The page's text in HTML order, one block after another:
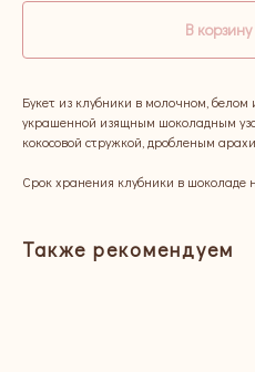
В корзину
Букет из клубники в молочном, белом
украшенной изящным шоколадным
кокосовой стружкой, дробленым
Срок хранения клубники в шоколаде
Также рекомендуем